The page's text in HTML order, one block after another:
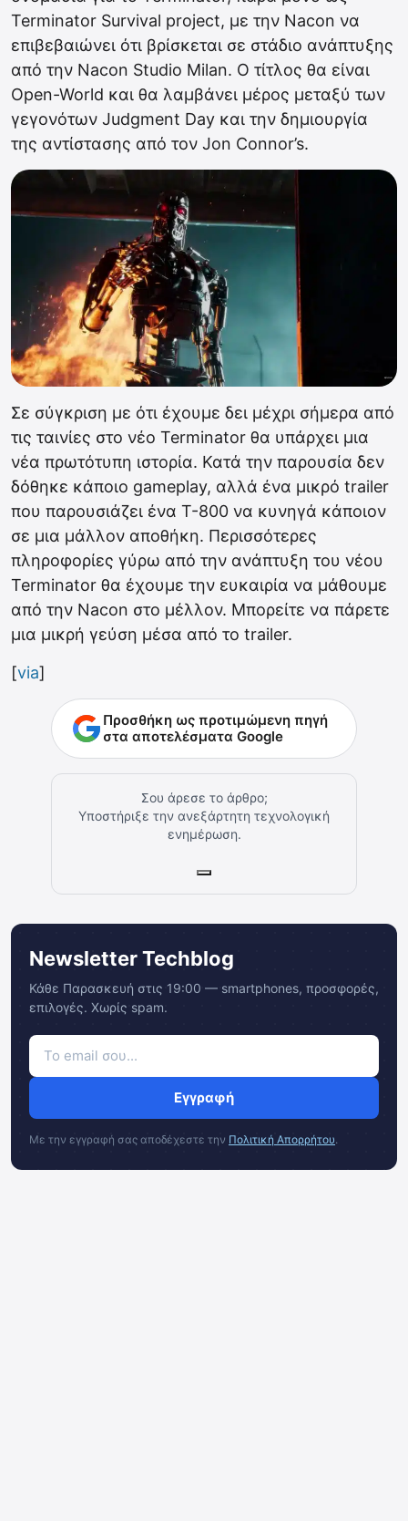
Terminator Survival project, με την Nacon να
επιβεβαιώνει ότι βρίσκεται σε στάδιο ανάπτυξης
από την Nacon Studio Milan. Ο τίτλος θα είναι
Open-World και θα λαμβάνει μέρος μεταξύ των
γεγονότων Judgment Day και την δημιουργία
της αντίστασης από τον Jon Connor’s.
Σε σύγκριση με ότι έχουμε δει μέχρι σήμερα από
τις ταινίες στο νέο Terminator θα υπάρχει μια
νέα πρωτότυπη ιστορία. Κατά την παρουσία δεν
δόθηκε κάποιο gameplay, αλλά ένα μικρό trailer
που παρουσιάζει ένα Τ-800 να κυνηγά κάποιον
σε μια μάλλον αποθήκη. Περισσότερες
πληροφορίες γύρω από την ανάπτυξη του νέου
Terminator θα έχουμε την ευκαιρία να μάθουμε
από την Nacon στο μέλλον. Μπορείτε να πάρετε
μια μικρή γεύση μέσα από το trailer.
[via]
Προσθήκη ως προτιμώμενη πηγή
στα αποτελέσματα Google
Σου άρεσε το άρθρο;
Υποστήριξε την ανεξάρτητη τεχνολογική
ενημέρωση.
Newsletter Techblog
Κάθε Παρασκευή στις 19:00 — smartphones, προσφορές,
επιλογές. Χωρίς spam.
Εγγραφή
Με την εγγραφή σας αποδέχεστε την Πολιτική Απορρήτου.